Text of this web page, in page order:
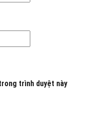
trình duyệt này